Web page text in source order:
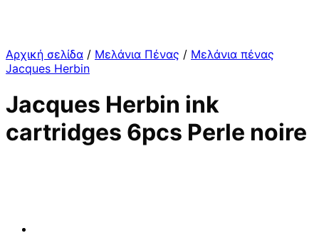
Αρχική σελίδα / Μελάνια Πένας / Μελάνια πένας
Jacques Herbin
Jacques Herbin ink
cartridges 6pcs Perle noire